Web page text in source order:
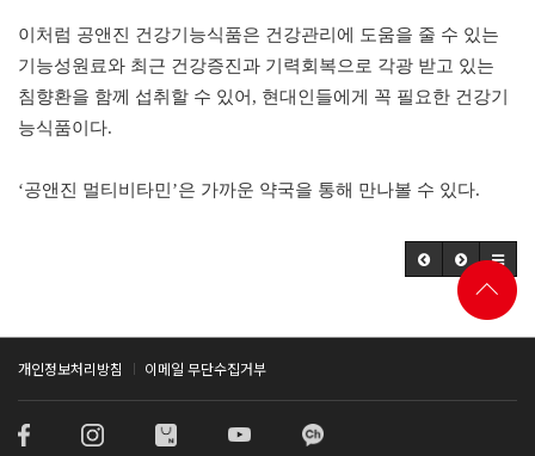
이처럼 공앤진 건강기능식품은 건강관리에 도움을 줄 수 있는
기능성원료와 최근 건강증진과 기력회복으로 각광 받고 있는
침향환을 함께 섭취할 수 있어, 현대인들에게 꼭 필요한 건강기
능식품이다.
‘공앤진 멀티비타민’은 가까운 약국을 통해 만나볼 수 있다.
개인정보처리방침 이메일 무단수집거부